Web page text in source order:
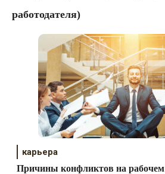
работодателя)
карьера
Причины конфликтов на рабочем